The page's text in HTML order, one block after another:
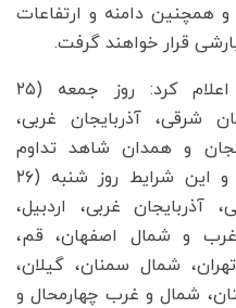
و همچنین دامنه و ارتفاعات
قرار خواهند گرفت.
سازمان هواشناسی همچنین اعلام کرد: روز جمعه (۲۵
شرقی، آذربایجان غربی،
زنجان و همدان شاهد تداوم
ناپایداری‌های جوی خواهند بود و این شرایط روز شنبه (۲۶
آذربایجان غربی، اردبیل،
غرب و شمال اصفهان، قم،
شمال سمنان، گیلان،
شمال و غرب چهارمحال و